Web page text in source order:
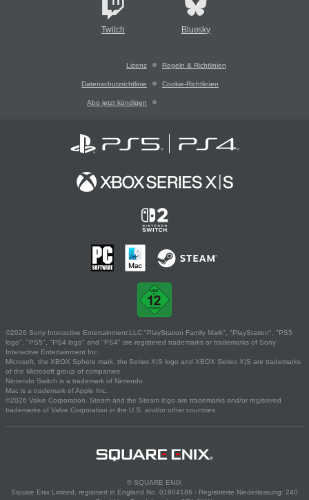
Twitch Bluesky
Lizenz Regeln & Richtlinien
Datenschutzrichtlinie Cookie-Richtlinien
Abo jetzt kündigen
©2026 Sony Interactive Entertainment LLC."PlayStation Family Mark", "PlayStation", "PS5
logo", "PS5", "PS4 logo" and "PS4" are registered trademarks or trademarks of Sony
Interactive Entertainment Inc.
Microsoft, the XBOX Sphere mark, the Series X|S logo and XBOX Series X|S are trademarks
of the Microsoft group of companies.
Nintendo Switch is a trademark of Nintendo.
Mac is a trademark of Apple Inc.
©2026 Valve Corporation. Steam and the Steam logo are trademarks and/or registered
trademarks of Valve Corporation in the U.S. and/or other countries.
© SQUARE ENIX
Square Enix Limited, registriert in England No. 01804186 - Registrierte Niederlassung: 240